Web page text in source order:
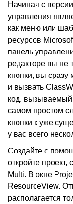
Начиная с
управления
как меню или
ресурсов
панель
редакторе вы не
кнопки, вы сразу
и вызвать
код, вызываемый
самом простом
кнопки к уже
у вас всего
Создайте с
откройте
Multi. В окне
ResourceView.
располагается